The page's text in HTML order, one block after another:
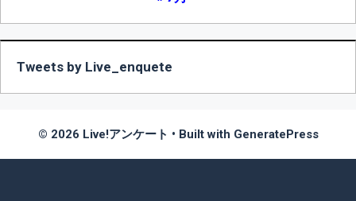
Tweets by Live_enquete
© 2026 Live!アンケート • Built with GeneratePress